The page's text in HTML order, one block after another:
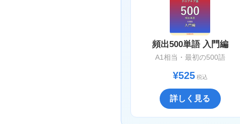
頻出500単語 入門編
A1相当・最初の500語
¥525税込
詳しく見る